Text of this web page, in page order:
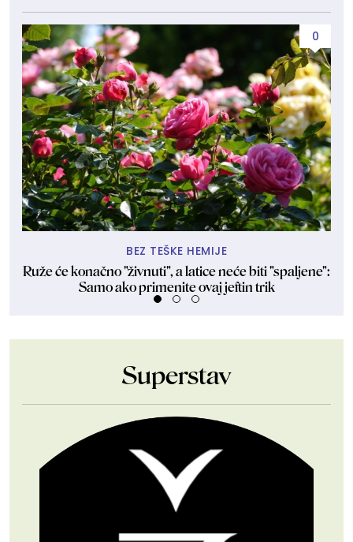
0
BEZ TEŠKE HEMIJE
Ruže će konačno "živnuti", a latice neće biti "spaljene":
Samo ako primenite ovaj jeftin trik
Superstav